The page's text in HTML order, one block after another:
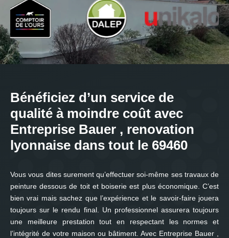
Bénéficiez d’un service de
qualité à moindre coût avec
Entreprise Bauer , renovation
lyonnaise dans tout le 69460
Vous vous dites surement qu’effectuer soi-même ses travaux de
peinture dessous de toit et boiserie est plus économique. C’est
bien vrai mais sachez que l’expérience et le savoir-faire jouera
toujours sur le rendu final. Un professionnel assurera toujours
une meilleure prestation tout en respectant les normes et
l’intégrité de votre maison ou bâtiment. Avec Entreprise Bauer ,